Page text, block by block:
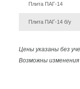
Плита ПАГ-14
Плита ПАГ-14 б/у
Цены указаны без
Возможны